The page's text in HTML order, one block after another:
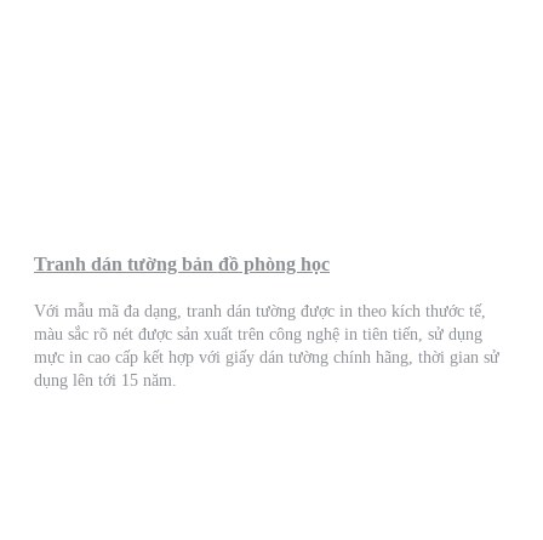
Tranh dán tường bản đồ phòng học
Với mẫu mã đa dạng, tranh dán tường được in theo kích thước tế,
màu sắc rõ nét được sản xuất trên công nghệ in tiên tiến, sử dụng
mực in cao cấp kết hợp với giấy dán tường chính hãng, thời gian sử
dụng lên tới 15 năm.